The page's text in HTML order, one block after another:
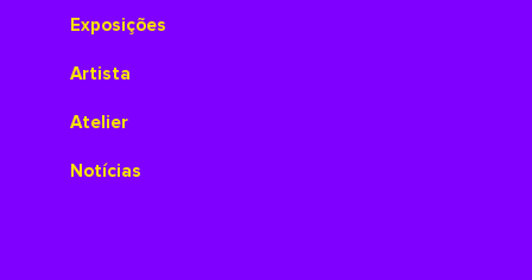
Exposições
Artista
Atelier
Notícias